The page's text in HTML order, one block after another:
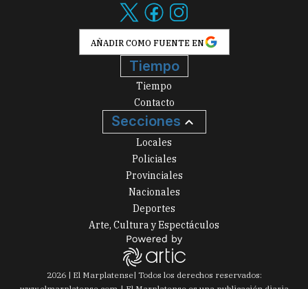
AÑADIR COMO FUENTE EN
Tiempo
Tiempo
Contacto
Secciones
Locales
Policiales
Provinciales
Nacionales
Deportes
Arte, Cultura y Espectáculos
2026| El Marplatense| Todos los derechos reservados: